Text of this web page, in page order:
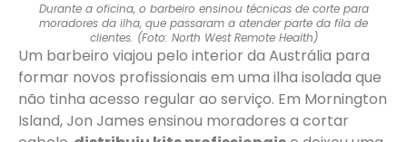
Durante a oficina, o barbeiro ensinou técnicas de corte para
moradores da ilha, que passaram a atender parte da fila de
clientes. (Foto: North West Remote Health)
Um barbeiro viajou pelo interior da Austrália para
formar novos profissionais em uma ilha isolada que
não tinha acesso regular ao serviço. Em Mornington
Island, Jon James ensinou moradores a cortar